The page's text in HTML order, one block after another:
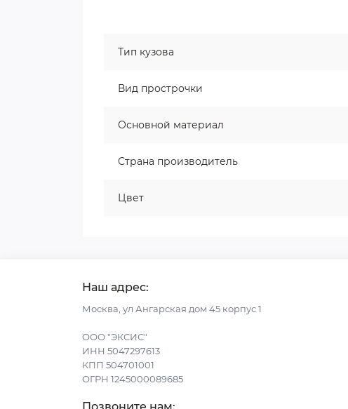
Тип кузова
Вид прострочки
Основной материал
Страна производитель
Цвет
Наш адрес:
Москва, ул Ангарская дом 45 корпус 1
ООО "ЭКСИС"
ИНН 5047297613
КПП 504701001
ОГРН 1245000089685